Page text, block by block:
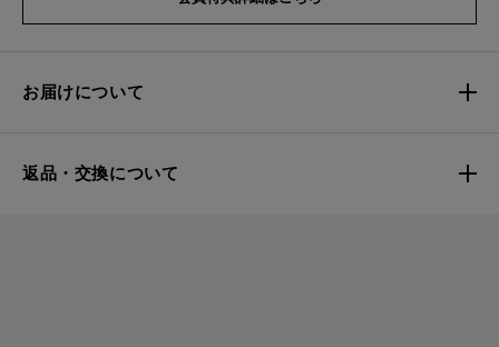
お届けについて
返品・交換について